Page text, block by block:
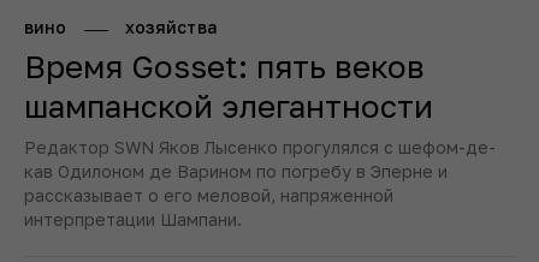
вино хозяйства
Время Gosset: пять веков
шампанской элегантности
Редактор SWN Яков Лысенко прогулялся с шефом-де-
кав Одилоном де Варином по погребу в Эперне и
рассказывает о его меловой, напряженной
интерпретации Шампани.